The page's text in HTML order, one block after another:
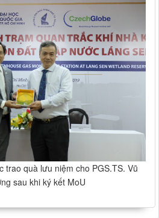
trao quà lưu niệm cho PGS.TS. Vũ
sau khi ký kết MoU